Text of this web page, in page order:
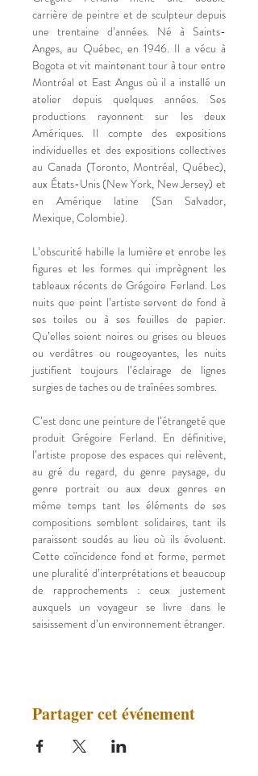
carrière de peintre et de sculpteur depuis
une trentaine d’années. Né à Saints-
Anges, au Québec, en 1946. Il a vécu à
Bogota et vit maintenant tour à tour entre
Montréal et East Angus où il a installé un
atelier depuis quelques années. Ses
productions rayonnent sur les deux
Amériques. Il compte des expositions
individuelles et des expositions collectives
au Canada (Toronto, Montréal, Québec),
aux États-Unis (New York, New Jersey) et
en Amérique latine (San Salvador,
Mexique, Colombie).
L’obscurité habille la lumière et enrobe les
figures et les formes qui imprègnent les
tableaux récents de Grégoire Ferland. Les
nuits que peint l’artiste servent de fond à
ses toiles ou à ses feuilles de papier.
Qu’elles soient noires ou grises ou bleues
ou verdâtres ou rougeoyantes, les nuits
justifient toujours l’éclairage de lignes
surgies de taches ou de traînées sombres.
C’est donc une peinture de l’étrangeté que
produit Grégoire Ferland. En définitive,
l’artiste propose des espaces qui relèvent,
au gré du regard, du genre paysage, du
genre portrait ou aux deux genres en
même temps tant les éléments de ses
compositions semblent solidaires, tant ils
paraissent soudés au lieu où ils évoluent.
Cette coïncidence fond et forme, permet
une pluralité d’interprétations et beaucoup
de rapprochements : ceux justement
auxquels un voyageur se livre dans le
saisissement d’un environnement étranger.
Partager cet événement